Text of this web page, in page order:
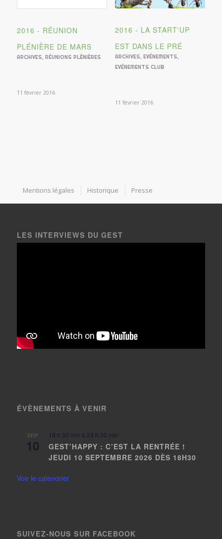
2016 - RÉUNION
PLÉNIÈRE DE MARS
ARCHIVES, RÉUNIONS PLÉNIÈRES
11 février 2016
2016 - LA START'UP
EST DANS LE PRÉ
ARCHIVES, EVÉNEMENTS,
EVÉNEMENTS CLUB
11 février 2016
Mentions légales Historique Presse
LES INTERVIEWS DU GEST
ÉVÈNEMENTS À VENIR
SEP
10
18 h 30 min à 23 h 00 min
GEST’HAPPY : C’EST LA RENTRÉE !
JEUDI 10 SEPTEMBRE 2026 DÈS 18H30
Voir le calendrier
SUIVEZ-NOUS SUR FACEBOOK